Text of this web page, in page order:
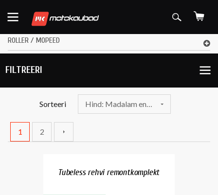
ROLLER / MOPEED
FILTREERI
Sorteeri Hind: Madalam enne
1 2
Tubeless rehvi remontkomplekt